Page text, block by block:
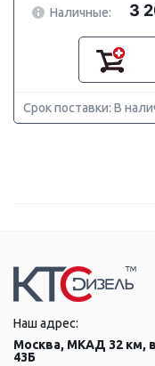
Наличные:
3
Срок поставки: В
Наш адрес:
Москва, МКАД 32 км,
43Б